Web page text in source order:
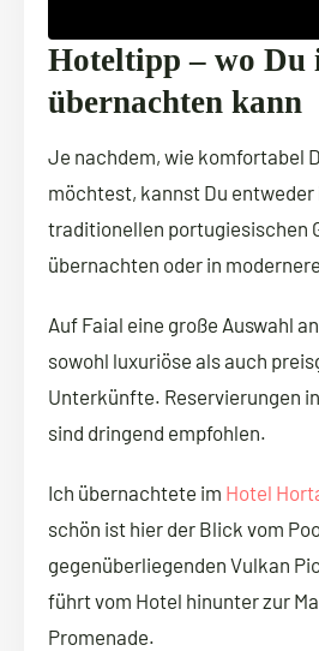
Hoteltipp – wo Du
übernachten kann
Je nachdem, wie komfortabel
möchtest, kannst Du entweder
traditionellen portugiesischen
übernachten oder in
Auf Faial eine große Auswahl
sowohl luxuriöse als auch
Unterkünfte. Reservierungen
sind dringend empfohlen.
Ich übernachtete im Hotel
schön ist hier der Blick vom
gegenüberliegenden Vulkan
führt vom Hotel hinunter zur
Promenade.